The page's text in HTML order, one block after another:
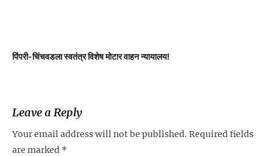
पिंपरी-चिंचवडला स्वतंत्र विशेष मोटार वाहन न्यायालय!
Leave a Reply
Your email address will not be published. Required fields
are marked *